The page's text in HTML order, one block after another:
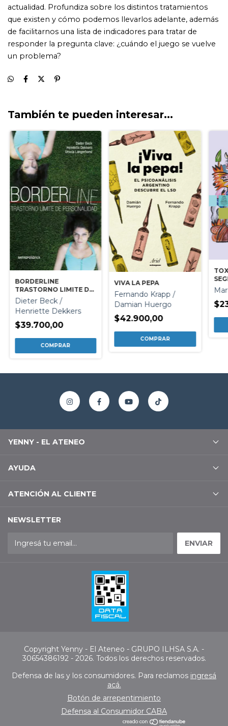
También te pueden interesar...
BORDERLINE
TRASTORNO LIMITE DE
PERSONALIDAD
Dieter Beck /
Henriette Dekkers
$39.700,00
VIVA LA PEPA
Fernando Krapp /
Damian Huergo
$42.900,00
YENNY - EL ATENEO
AYUDA
ATENCIÓN AL CLIENTE
NEWSLETTER
Copyright Yenny - El Ateneo - GRUPO ILHSA S.A. -
30654386192 - 2026. Todos los derechos reservados.
Defensa de las y los consumidores. Para reclamos ingresá
acá.
Botón de arrepentimiento
Defensa al Consumidor CABA